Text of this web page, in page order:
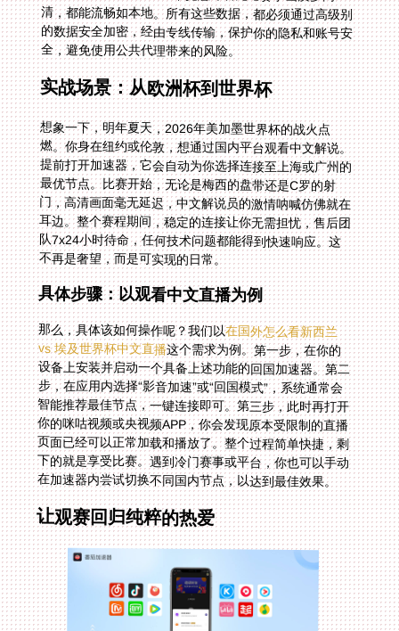
全，避免使用公共代理带来的风险。
实战场景：从欧洲杯到世界杯
想象一下，明年夏天，2026年美加墨世界杯的战火点
燃。你身在纽约或伦敦，想通过国内平台观看中文解说。
提前打开加速器，它会自动为你选择连接至上海或广州的
最优节点。比赛开始，无论是梅西的盘带还是C罗的射
门，高清画面毫无延迟，中文解说员的激情呐喊仿佛就在
耳边。整个赛程期间，稳定的连接让你无需担忧，售后团
队7x24小时待命，任何技术问题都能得到快速响应。这
不再是奢望，而是可实现的日常。
具体步骤：以观看中文直播为例
那么，具体该如何操作呢？我们以在国外怎么看新西兰
vs 埃及世界杯中文直播这个需求为例。第一步，在你的
设备上安装并启动一个具备上述功能的回国加速器。第二
步，在应用内选择“影音加速”或“回国模式”，系统通常会
智能推荐最佳节点，一键连接即可。第三步，此时再打开
你的咪咕视频或央视频APP，你会发现原本受限制的直播
页面已经可以正常加载和播放了。整个过程简单快捷，剩
下的就是享受比赛。遇到冷门赛事或平台，你也可以手动
在加速器内尝试切换不同国内节点，以达到最佳效果。
让观赛回归纯粹的热爱